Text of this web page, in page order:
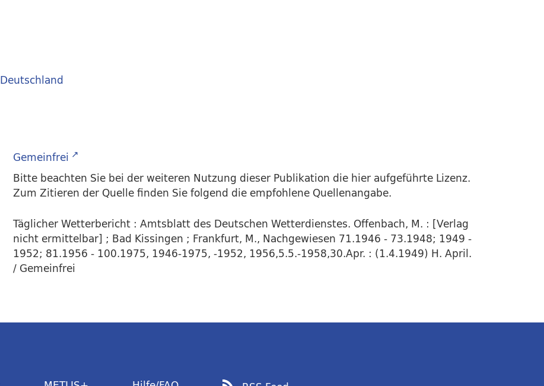
Deutschland
Gemeinfrei
Bitte beachten Sie bei der weiteren Nutzung dieser Publikation die hier aufgeführte Lizenz.
Zum Zitieren der Quelle finden Sie folgend die empfohlene Quellenangabe.
Täglicher Wetterbericht : Amtsblatt des Deutschen Wetterdienstes. Offenbach, M. : [Verlag
nicht ermittelbar] ; Bad Kissingen ; Frankfurt, M., Nachgewiesen 71.1946 - 73.1948; 1949 -
1952; 81.1956 - 100.1975, 1946-1975, -1952, 1956,5.5.-1958,30.Apr. : (1.4.1949) H. April.
/ Gemeinfrei